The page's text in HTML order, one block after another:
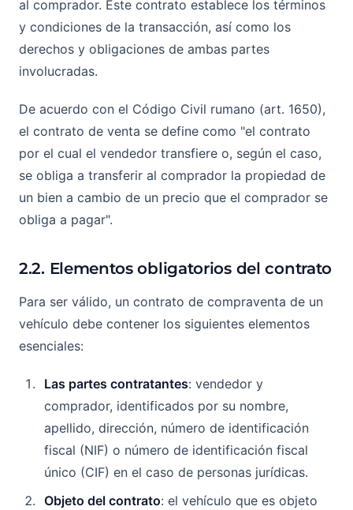
al comprador. Este contrato establece los términos
y condiciones de la transacción, así como los
derechos y obligaciones de ambas partes
involucradas.
De acuerdo con el Código Civil rumano (art. 1650),
el contrato de venta se define como "el contrato
por el cual el vendedor transfiere o, según el caso,
se obliga a transferir al comprador la propiedad de
un bien a cambio de un precio que el comprador se
obliga a pagar".
2.2. Elementos obligatorios del contrato
Para ser válido, un contrato de compraventa de un
vehículo debe contener los siguientes elementos
esenciales:
Las partes contratantes: vendedor y
comprador, identificados por su nombre,
apellido, dirección, número de identificación
fiscal (NIF) o número de identificación fiscal
único (CIF) en el caso de personas jurídicas.
Objeto del contrato: el vehículo que es objeto